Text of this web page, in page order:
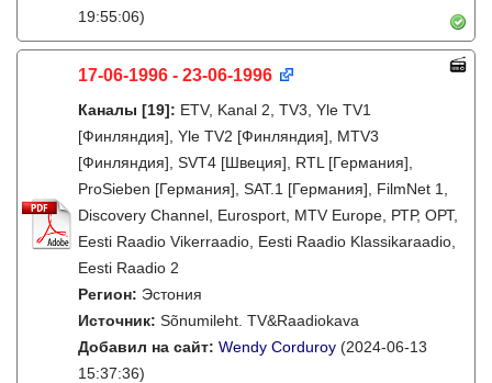
19:55:06)
17-06-1996 - 23-06-1996
Каналы [19]: ETV, Kanal 2, TV3, Yle TV1
[Финляндия], Yle TV2 [Финляндия], MTV3
[Финляндия], SVT4 [Швеция], RTL [Германия],
ProSieben [Германия], SAT.1 [Германия], FilmNet 1,
Discovery Channel, Eurosport, MTV Europe, РТР, ОРТ,
Eesti Raadio Vikerraadio, Eesti Raadio Klassikaraadio,
Eesti Raadio 2
Регион: Эстония
Источник: Sõnumileht. TV&Raadiokava
Добавил на сайт: Wendy Corduroy (2024-06-13
15:37:36)